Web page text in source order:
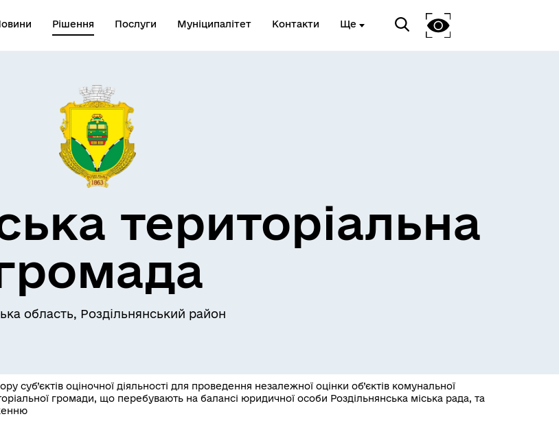
Рішення Послуги Муніципалітет Контакти Ще
територіальна
область, Роздільнянський район
суб’єктів оціночної діяльності для проведення незалежної оцінки об’єктів комунальної
громади, що перебувають на балансі юридичної особи Роздільнянська міська рада, та